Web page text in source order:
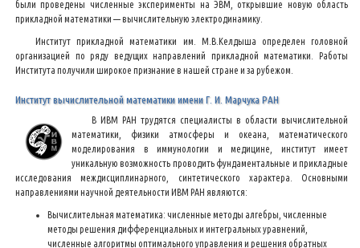
были проведены численные эксперименты на ЭВМ, открывшие новую область
прикладной математики — вычислительную электродинамику.
Институт прикладной математики им. М.В.Келдыша определен головной
организацией по ряду ведущих направлений прикладной математики. Работы
Института получили широкое признание в нашей стране и за рубежом.
Институт вычислительной математики имени Г. И. Марчука РАН
В ИВМ РАН трудятся специалисты в области вычислительной
математики, физики атмосферы и океана, математического
моделирования в иммунологии и медицине, институт имеет
уникальную возможность проводить фундаментальные и прикладные
исследования междисциплинарного, синтетического характера. Основными
направлениями научной деятельности ИВМ РАН являются:
Вычислительная математика: численные методы алгебры, численные
методы решения дифференциальных и интегральных уравнений,
численные алгоритмы оптимального управления и решения обратных